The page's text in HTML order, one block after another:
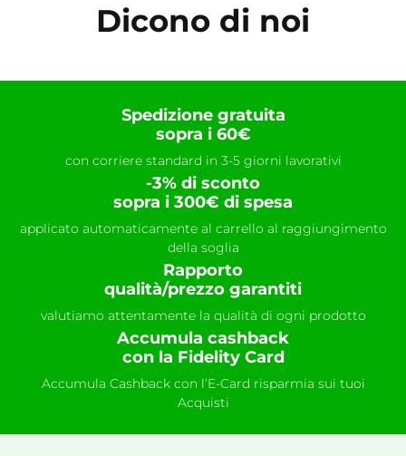
Dicono di noi
Spedizione gratuita
sopra i 60€
con corriere standard in 3-5 giorni lavorativi
-3% di sconto
sopra i 300€ di spesa
applicato automaticamente al carrello al raggiungimento
della soglia
Rapporto
qualità/prezzo garantiti
valutiamo attentamente la qualità di ogni prodotto
Accumula cashback
con la Fidelity Card
Accumula Cashback con l’E-Card risparmia sui tuoi
Acquisti